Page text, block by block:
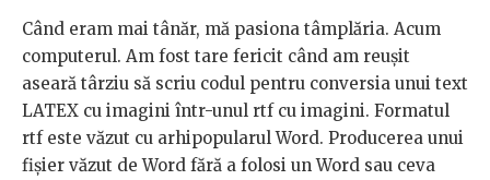
Când eram mai tânăr, mă pasiona tâmplăria. Acum
computerul. Am fost tare fericit când am reușit
aseară târziu să scriu codul pentru conversia unui text
LATEX cu imagini într-unul rtf cu imagini. Formatul
rtf este văzut cu arhipopularul Word. Producerea unui
fișier văzut de Word fără a folosi un Word sau ceva